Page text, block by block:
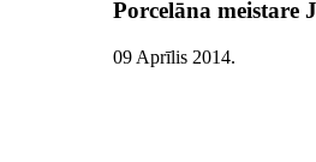
Porcelāna meistare
09 Aprīlis 2014.